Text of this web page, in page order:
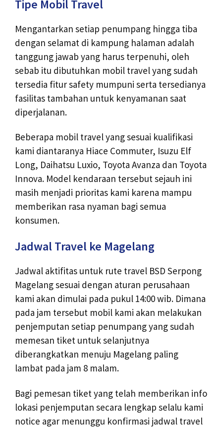
Tipe Mobil Travel
Mengantarkan setiap penumpang hingga tiba
dengan selamat di kampung halaman adalah
tanggung jawab yang harus terpenuhi, oleh
sebab itu dibutuhkan mobil travel yang sudah
tersedia fitur safety mumpuni serta tersedianya
fasilitas tambahan untuk kenyamanan saat
diperjalanan.
Beberapa mobil travel yang sesuai kualifikasi
kami diantaranya Hiace Commuter, Isuzu Elf
Long, Daihatsu Luxio, Toyota Avanza dan Toyota
Innova. Model kendaraan tersebut sejauh ini
masih menjadi prioritas kami karena mampu
memberikan rasa nyaman bagi semua
konsumen.
Jadwal Travel ke Magelang
Jadwal aktifitas untuk rute travel BSD Serpong
Magelang sesuai dengan aturan perusahaan
kami akan dimulai pada pukul 14:00 wib. Dimana
pada jam tersebut mobil kami akan melakukan
penjemputan setiap penumpang yang sudah
memesan tiket untuk selanjutnya
diberangkatkan menuju Magelang paling
lambat pada jam 8 malam.
Bagi pemesan tiket yang telah memberikan info
lokasi penjemputan secara lengkap selalu kami
notice agar menunggu konfirmasi jadwal travel